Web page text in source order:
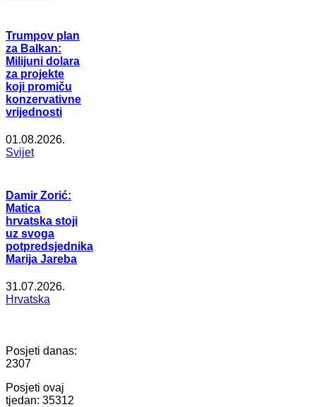
Trumpov plan
za Balkan:
Milijuni dolara
za projekte
koji promiču
konzervativne
vrijednosti
01.08.2026.
Svijet
Damir Zorić:
Matica
hrvatska stoji
uz svoga
potpredsjednika
Marija Jareba
31.07.2026.
Hrvatska
Posjeti danas:
2307
Posjeti ovaj
tjedan: 35312